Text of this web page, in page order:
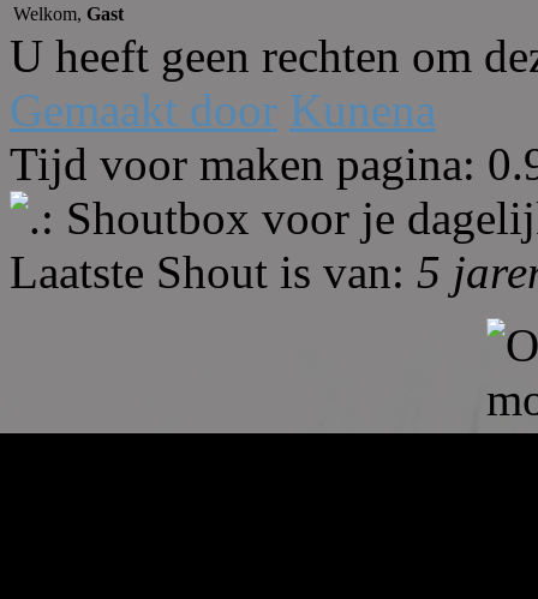
Welkom, Gast
U heeft geen rechten om
Gemaakt door Kunena
Tijd voor maken pagina:
.: Shoutbox voor je
Laatste Shout is van: 5